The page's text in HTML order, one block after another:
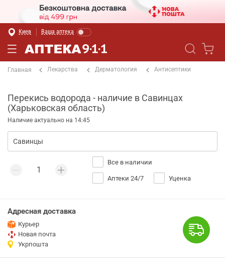
Киев Ваша аптека
Главная Лекарства Дерматология Антисептики
Перекись водорода - наличие в Савинцах
(Харьковская область)
Наличие актуально на 14:45
Все в наличии
Аптеки 24/7 Уценка
Адресная доставка
Курьер
Новая почта
Укрпошта